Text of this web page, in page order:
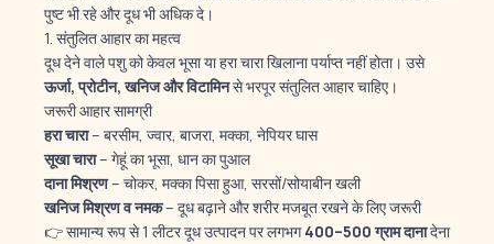
पुष्ट भी रहे और दूध भी अधिक दे।
1. संतुलित आहार का महत्व
दूध देने वाले पशु को केवल भूसा या हरा चारा खिलाना पर्याप्त नहीं होता। उसे
ऊर्जा, प्रोटीन, खनिज और विटामिनसे भरपूर संतुलित आहार चाहिए।
जरूरी आहार सामग्री
हरा चारा– बरसीम, ज्वार, बाजरा, मक्का, नेपियर घास
सूखा चारा– गेहूं का भूसा, धान का पुआल
दाना मिश्रण– चोकर, मक्का पिसा हुआ, सरसों/सोयाबीन खली
खनिज मिश्रण व नमक– दूध बढ़ाने और शरीर मजबूत रखने के लिए जरूरी
👉 सामान्य रूप से 1 लीटर दूध उत्पादन पर लगभग400–500 ग्राम दानादेना